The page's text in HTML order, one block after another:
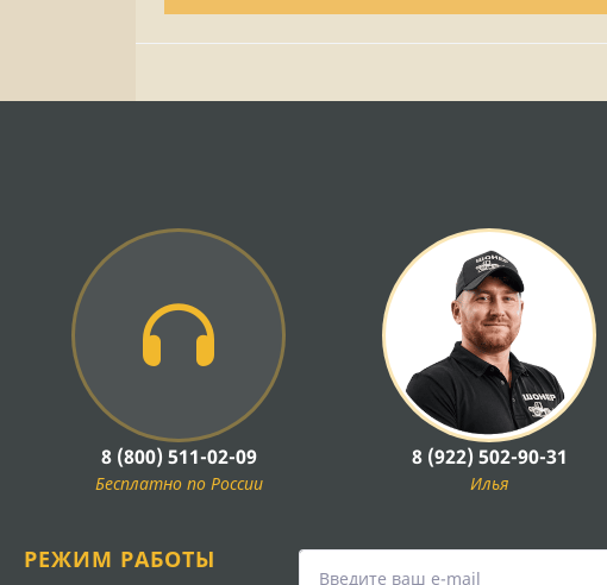
8 (800) 511-02-09
Бесплатно по России
8 (922) 502-90-31
Илья
РЕЖИМ РАБОТЫ